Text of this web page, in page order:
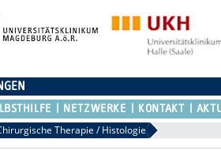
NETZWERKE KONTAKT
Therapie / Histologie